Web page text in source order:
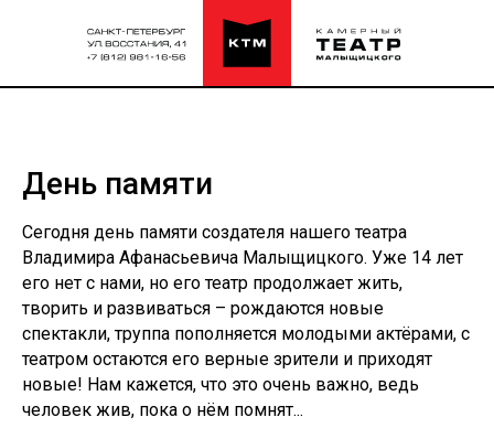
День памяти
Сегодня день памяти создателя нашего театра
Владимира Афанасьевича Малыщицкого. Уже 14 лет
его нет с нами, но его театр продолжает жить,
творить и развиваться – рождаются новые
спектакли, труппа пополняется молодыми актёрами, с
театром остаются его верные зрители и приходят
новые! Нам кажется, что это очень важно, ведь
человек жив, пока о нём помнят...